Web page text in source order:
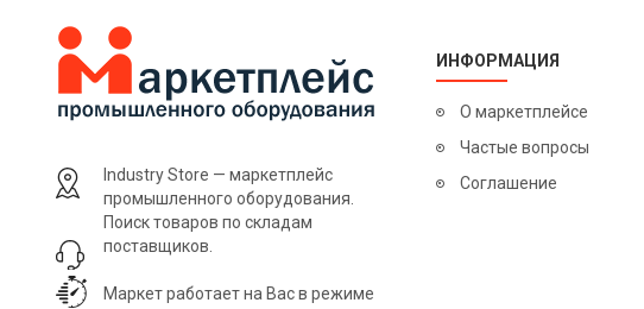
Industry Store — маркетплейс
промышленного оборудования.
Поиск товаров по складам
поставщиков.
Маркет работает на Вас в режиме
ИНФОРМАЦИЯ
О маркетплейсе
Частые вопросы
Соглашение